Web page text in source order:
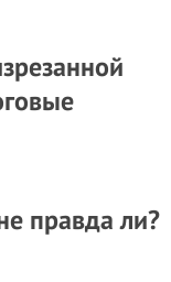
правда ли?